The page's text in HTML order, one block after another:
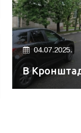
04.07.2025.
В